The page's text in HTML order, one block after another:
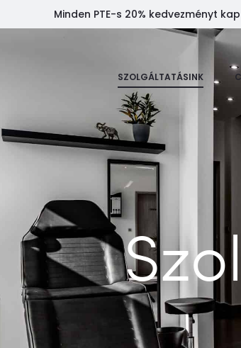
Minden PTE-s 20% kedvezményt
SZOLGÁLTATÁSINK